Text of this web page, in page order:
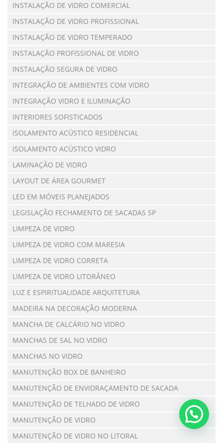
INSTALAÇÃO DE VIDRO COMERCIAL
INSTALAÇÃO DE VIDRO PROFISSIONAL
INSTALAÇÃO DE VIDRO TEMPERADO
INSTALAÇÃO PROFISSIONAL DE VIDRO
INSTALAÇÃO SEGURA DE VIDRO
INTEGRAÇÃO DE AMBIENTES COM VIDRO
INTEGRAÇÃO VIDRO E ILUMINAÇÃO
INTERIORES SOFISTICADOS
ISOLAMENTO ACÚSTICO RESIDENCIAL
ISOLAMENTO ACÚSTICO VIDRO
LAMINAÇÃO DE VIDRO
LAYOUT DE ÁREA GOURMET
LED EM MÓVEIS PLANEJADOS
LEGISLAÇÃO FECHAMENTO DE SACADAS SP
LIMPEZA DE VIDRO
LIMPEZA DE VIDRO COM MARESIA
LIMPEZA DE VIDRO CORRETA
LIMPEZA DE VIDRO LITORÂNEO
LUZ E ESPIRITUALIDADE ARQUITETURA
MADEIRA NA DECORAÇÃO MODERNA
MANCHA DE CALCÁRIO NO VIDRO
MANCHAS DE SAL NO VIDRO
MANCHAS NO VIDRO
MANUTENÇÃO BOX DE BANHEIRO
MANUTENÇÃO DE ENVIDRAÇAMENTO DE SACADA
MANUTENÇÃO DE TELHADO DE VIDRO
MANUTENÇÃO DE VIDRO
MANUTENÇÃO DE VIDRO NO LITORAL